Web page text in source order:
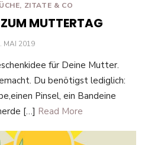
ZITATE & CO
MUTTERTAG
MAI 2019
für Deine Mutter.
Du benötigst lediglich:
Pinsel, ein Bandeine
[…] Read More